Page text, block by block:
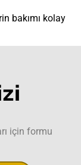
bakımı kolay
için formu